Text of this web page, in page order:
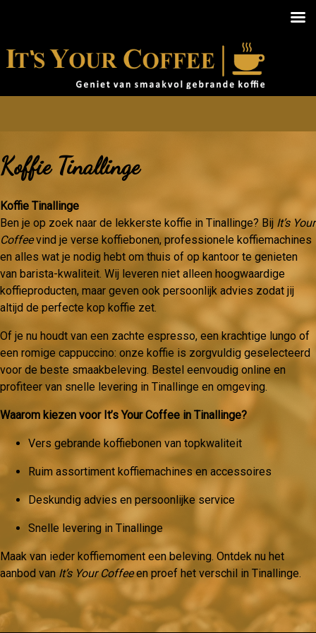
Koffie Tinallinge
Koffie Tinallinge
Ben je op zoek naar de lekkerste koffie in Tinallinge? Bij It’s Your
Coffeevind je verse koffiebonen, professionele koffiemachines
en alles wat je nodig hebt om thuis of op kantoor te genieten
van barista-kwaliteit. Wij leveren niet alleen hoogwaardige
koffieproducten, maar geven ook persoonlijk advies zodat jij
altijd de perfecte kop koffie zet.
Of je nu houdt van een zachte espresso, een krachtige lungo of
een romige cappuccino: onze koffie is zorgvuldig geselecteerd
voor de beste smaakbeleving. Bestel eenvoudig online en
profiteer van snelle levering in Tinallinge en omgeving.
Waarom kiezen voor It’s Your Coffee in Tinallinge?
Vers gebrande koffiebonen van topkwaliteit
Ruim assortiment koffiemachines en accessoires
Deskundig advies en persoonlijke service
Snelle levering in Tinallinge
Maak van ieder koffiemoment een beleving. Ontdek nu het
aanbod van It’s Your Coffeeen proef het verschil in Tinallinge.